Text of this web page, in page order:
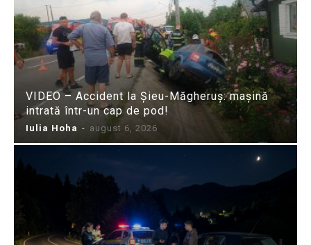
VIDEO – Accident la Șieu-Măgheruș: mașină
intrată într-un cap de pod!
Iulia Hoha - august 6, 2026